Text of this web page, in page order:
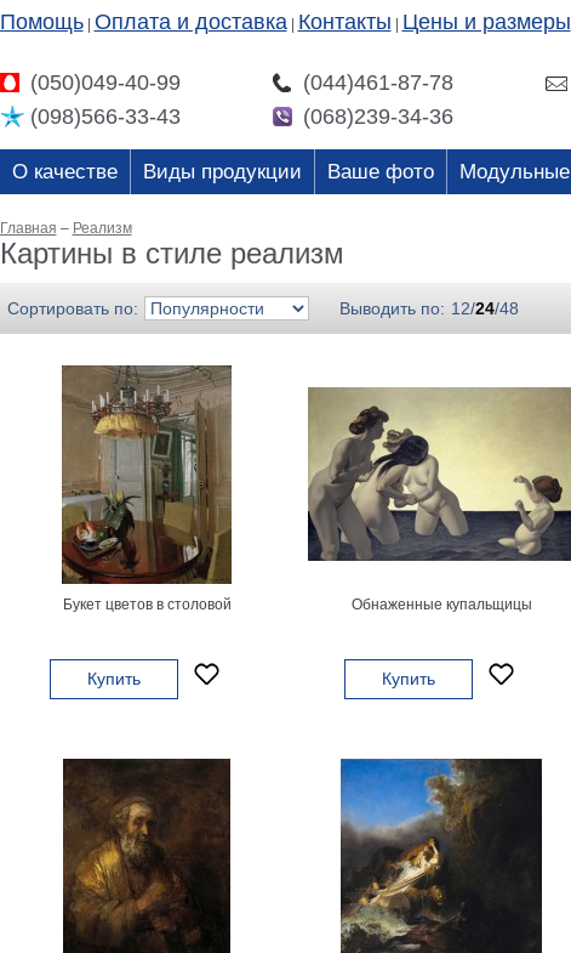
Помощь Оплата и доставка Контакты Цены и размеры
(050)049-40-99 (044)461-87-78
(098)566-33-43
(068)239-34-36
О качестве Виды продукции Ваше фото Модульные
Главная – Реализм
Картины в стиле реализм
Сортировать по: Выводить по: 12/24/48
Букет цветов в столовой
Купить
Обнаженные купальщицы
Купить